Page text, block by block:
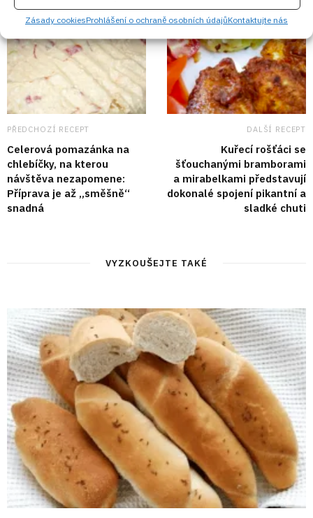
Zásady cookiesProhlášení o ochraně osobních údajůKontaktujte nás
PŘEDCHOZÍ RECEPT
Celerová pomazánka na
chlebíčky, na kterou
návštěva nezapomene:
Příprava je až „směšně“
snadná
DALŠÍ RECEPT
Kuřecí rošťáci se
šťouchanými bramborami
a mirabelkami představují
dokonalé spojení pikantní a
sladké chuti
VYZKOUŠEJTE TAKÉ